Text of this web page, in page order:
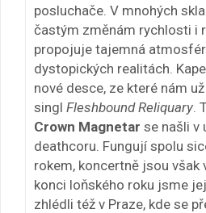
posluchače. V mnohých
častým změnám rychlosti i
propojuje tajemná
dystopických realitách.
nové desce, ze které nám
singl Fleshbound Reliquary .
Crown Magnetar se našli v
deathcoru. Fungují spolu
rokem, koncertně jsou však
konci loňského roku jsme
zhlédli též v Praze, kde se